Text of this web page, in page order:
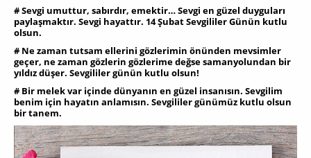
# Sevgi umuttur, sabırdır, emektir… Sevgi en güzel duyguları
paylaşmaktır. Sevgi hayattır. 14 Şubat Sevgililer Günün kutlu
olsun.
# Ne zaman tutsam ellerini gözlerimin önünden mevsimler
geçer, ne zaman gözlerin gözlerime değse samanyolundan bir
yıldız düşer. Sevgililer günün kutlu olsun!
# Bir melek var içinde dünyanın en güzel insanısın. Sevgilim
benim için hayatın anlamısın. Sevgililer günümüz kutlu olsun
bir tanem.